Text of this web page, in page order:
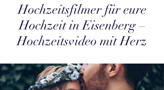
Hochzeitsfilmer für eure
Hochzeit in Eisenberg –
Hochzeitsvideo mit Herz